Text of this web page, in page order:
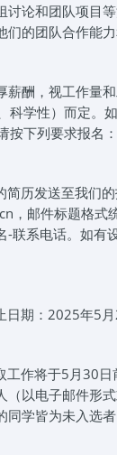
讨论和团队项目
的团队合作能力
薪酬，视工作量
科学性）而定。
按下列要求报名：
简历发送至我们的
，邮件标题格式
-联系电话。如有
日期：2025年5月
工作将于5月30
（以电子邮件形
学皆为未入选者